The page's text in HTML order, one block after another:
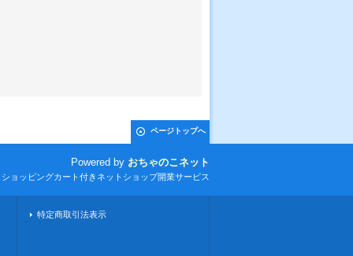
ページトップへ
Powered by おちゃのこネット
ョッピングカート付きネットショップ開業サービス
特定商取引法表示